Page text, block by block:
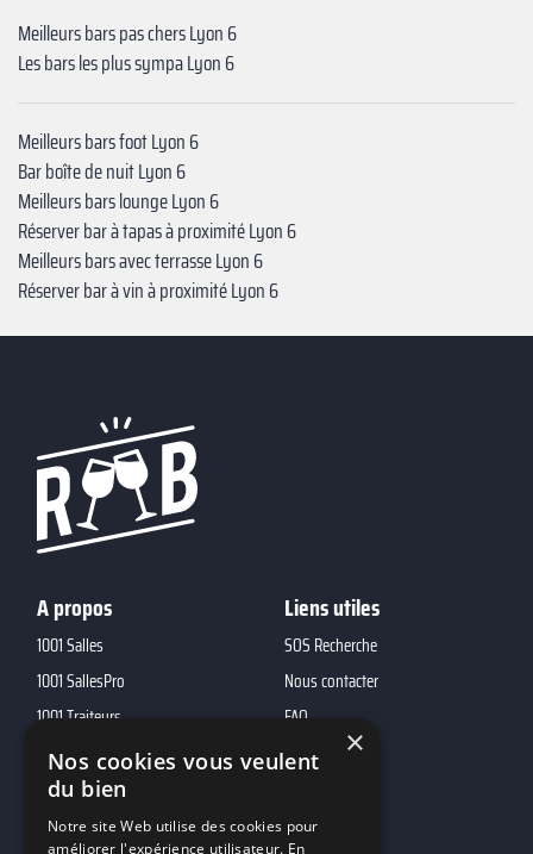
Meilleurs bars pas chers Lyon 6
Les bars les plus sympa Lyon 6
Meilleurs bars foot Lyon 6
Bar boîte de nuit Lyon 6
Meilleurs bars lounge Lyon 6
Réserver bar à tapas à proximité Lyon 6
Meilleurs bars avec terrasse Lyon 6
Réserver bar à vin à proximité Lyon 6
A propos
1001 Salles
1001 SallesPro
1001 Traiteurs
1001 DJ
10h01
MP2
Liens utiles
SOS Recherche
Nous contacter
FAQ
×
Nos cookies vous veulent
du bien
Notre site Web utilise des cookies pour
améliorer l'expérience utilisateur. En